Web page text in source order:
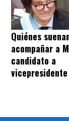
Quiénes
acompañar a
candidato a